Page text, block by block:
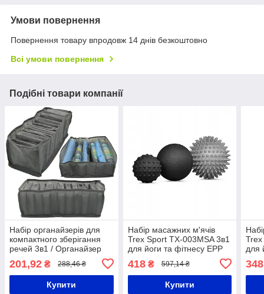
Умови повернення
Повернення товару впродовж 14 днів безкоштовно
Всі умови повернення
Подібні товари компанії
Набір органайзерів для
компактного зберігання
речей 3в1 / Органайзер
для білизни та шкарпеток
у шафу
201,92 ₴ 288,46 ₴
Купити
Набір масажних м'ячів
Trex Sport TX-003MSA 3в1
для йоги та фітнесу EPP
418₴ 597,14 ₴
Купити
для
348